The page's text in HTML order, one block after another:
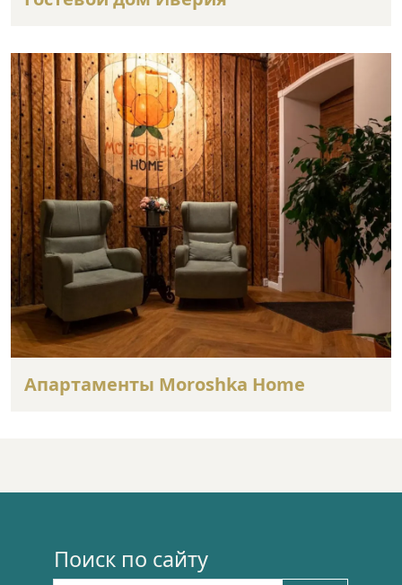
Апартаменты Moroshka Home
Поиск по сайту